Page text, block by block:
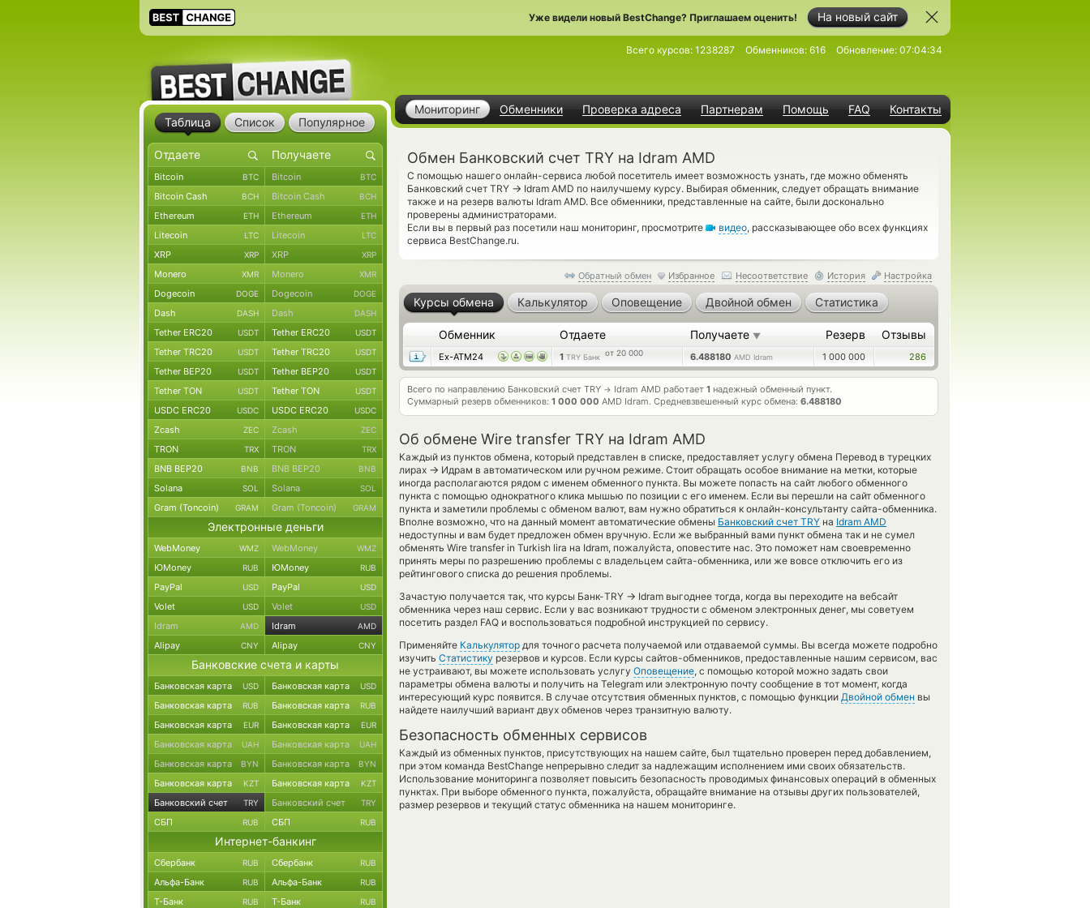
На новый сайт
Уже видели новый BestChange? Приглашаем оценить!
Мониторинг Обменники Проверка адреса Партнерам Помощь FAQ Контакты
Всего курсов: 1238287 Обменников: 616 Обновление: 07:04:34
Обмен Банковский счет TRY на Idram AMD
С помощью нашего онлайн-сервиса любой посетитель имеет возможность узнать, где можно обменять
Банковский счет TRY → Idram AMD по наилучшему курсу. Выбирая обменник, следует обращать внимание
также и на резерв валюты Idram AMD. Все обменники, представленные на сайте, были досконально
проверены администраторами.
Если вы в первый раз посетили наш мониторинг, просмотрите
видео, рассказывающее обо всех функциях
сервиса BestChange.ru.
Обратный обмен Избранное Несоответствие История Настройка
Курсы обмена Калькулятор Оповещение Двойной обмен Статистика
Обменник Отдаете Получаете ▼ Резерв Отзывы
Ex-ATM24 1 TRY Банк от 20 000 6.488180 AMD Idram 1 000 000 286
Всего по направлению Банковский счет TRY → Idram AMD работает 1 надежный обменный пункт.
Суммарный резерв обменников: 1 000 000 AMD Idram. Средневзвешенный курс обмена: 6.488180
Об обмене Wire transfer TRY на Idram AMD
Каждый из пунктов обмена, который представлен в списке, предоставляет услугу обмена Перевод в турецких
лирах → Идрам в автоматическом или ручном режиме. Стоит обращать особое внимание на метки, которые
иногда располагаются рядом с именем обменного пункта. Вы можете попасть на сайт любого обменного
пункта с помощью однократного клика мышью по позиции с его именем. Если вы перешли на сайт обменного
пункта и заметили проблемы с обменом валют, вам нужно обратиться к онлайн-консультанту сайта-обменника.
Вполне возможно, что на данный момент автоматические обмены Банковский счет TRY на Idram AMD
недоступны и вам будет предложен обмен вручную. Если же выбранный вами пункт обмена так и не сумел
обменять Wire transfer in Turkish lira на Idram, пожалуйста, оповестите нас. Это поможет нам своевременно
принять меры по разрешению проблемы с владельцем сайта-обменника, или же вовсе отключить его из
рейтингового списка до решения проблемы.
Зачастую получается так, что курсы Банк-TRY → Idram выгоднее тогда, когда вы переходите на вебсайт
обменника через наш сервис. Если у вас возникают трудности с обменом электронных денег, мы советуем
посетить раздел FAQ и воспользоваться подробной инструкцией по сервису.
Применяйте Калькулятор для точного расчета получаемой или отдаваемой суммы. Вы всегда можете подробно
изучить Статистику резервов и курсов. Если курсы сайтов-обменников, предоставленные нашим сервисом, вас
не устраивают, вы можете использовать услугу Оповещение, с помощью которой можно задать свои
параметры обмена валюты и получить на Telegram или электронную почту сообщение в тот момент, когда
интересующий курс появится. В случае отсутствия обменных пунктов, с помощью функции Двойной обмен вы
найдете наилучший вариант двух обменов через транзитную валюту.
Безопасность обменных сервисов
Каждый из обменных пунктов, присутствующих на нашем сайте, был тщательно проверен перед добавлением,
при этом команда BestChange непрерывно следит за надлежащим исполнением ими своих обязательств.
Использование мониторинга позволяет повысить безопасность проводимых финансовых операций в обменных
пунктах. При выборе обменного пункта, пожалуйста, обращайте внимание на отзывы других пользователей,
размер резервов и текущий статус обменника на нашем мониторинге.
Таблица Список Популярное
Bitcoin BTC Bitcoin BTC
Bitcoin Cash BCH Bitcoin Cash BCH
Ethereum ETH Ethereum ETH
Litecoin LTC Litecoin LTC
XRP XRP XRP XRP
Monero XMR Monero XMR
Dogecoin DOGE Dogecoin DOGE
Dash DASH Dash DASH
Tether ERC20 USDT Tether ERC20 USDT
Tether TRC20 USDT Tether TRC20 USDT
Tether BEP20 USDT Tether BEP20 USDT
Tether TON USDT Tether TON USDT
USDC ERC20 USDC USDC ERC20 USDC
Zcash ZEC Zcash ZEC
TRON TRX TRON TRX
BNB BEP20 BNB BNB BEP20 BNB
Solana SOL Solana SOL
Gram (Toncoin) GRAM Gram (Toncoin) GRAM
Электронные деньги
WebMoney WMZ WebMoney WMZ
ЮMoney RUB ЮMoney RUB
PayPal USD PayPal USD
Volet USD Volet USD
Idram AMD Idram AMD
Alipay CNY Alipay CNY
Банковские счета и карты
Банковская карта USD Банковская карта USD
Банковская карта RUB Банковская карта RUB
Банковская карта EUR Банковская карта EUR
Банковская карта UAH Банковская карта UAH
Банковская карта BYN Банковская карта BYN
Банковская карта KZT Банковская карта KZT
Банковский счет TRY Банковский счет TRY
СБП RUB СБП RUB
Интернет-банкинг
Сбербанк RUB Сбербанк RUB
Альфа-Банк RUB Альфа-Банк RUB
Т-Банк RUB Т-Банк RUB